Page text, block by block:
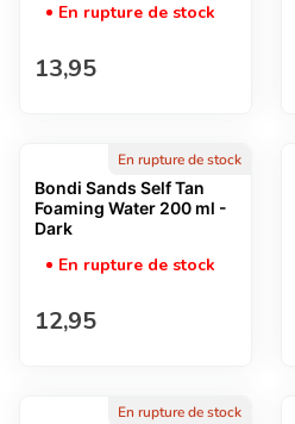
En rupture de stock
Prix normal
13,95
En rupture de stock
Bondi Sands Self Tan
Foaming Water 200 ml -
Dark
En rupture de stock
Prix normal
12,95
En rupture de stock